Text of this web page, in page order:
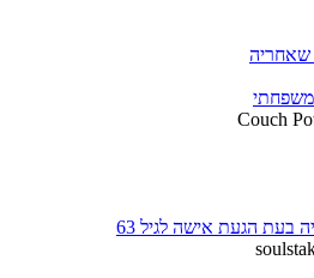
שאחריה
משפחתי
בעת הגעת אישה לגיל 63